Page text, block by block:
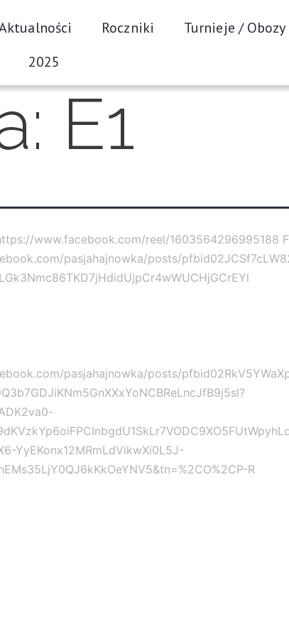
Roczniki Turnieje / Obozy
2025
E1
www.facebook.com/reel/1603564296995188
pasjahajnowka/posts/
pasjahajnowka/posts/
YyEKonx12MRmLdVikwXi0L5J-
R